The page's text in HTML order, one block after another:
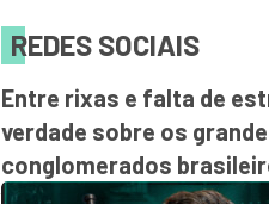
REDES SOCIAIS
Entre rixas e falta de
verdade sobre os
conglomerados